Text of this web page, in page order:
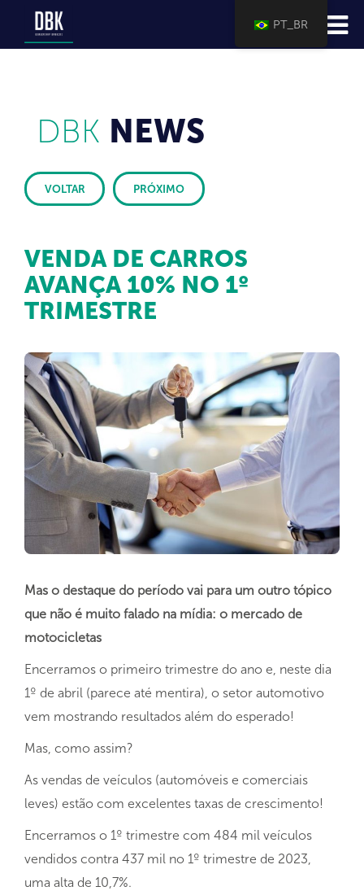
DBK NEWS
VOLTAR PRÓXIMO
VENDA DE CARROS
AVANÇA 10% NO 1º
TRIMESTRE
Mas o destaque do período vai para um outro tópico
que não é muito falado na mídia: o mercado de
motocicletas
Encerramos o primeiro trimestre do ano e, neste dia
1º de abril (parece até mentira), o setor automotivo
vem mostrando resultados além do esperado!
Mas, como assim?
As vendas de veículos (automóveis e comerciais
leves) estão com excelentes taxas de crescimento!
Encerramos o 1º trimestre com 484 mil veículos
vendidos contra 437 mil no 1º trimestre de 2023,
uma alta de 10,7%.
PT_BR